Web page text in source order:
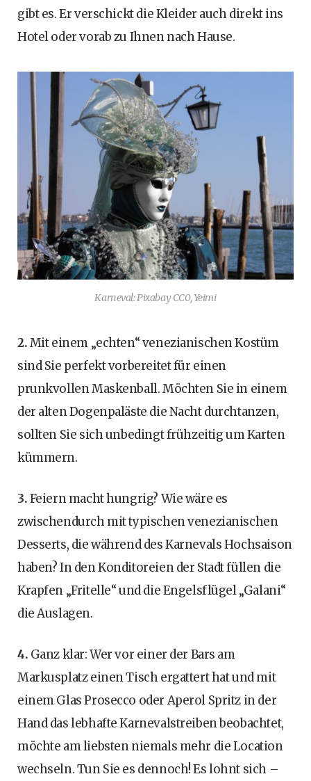
gibt es. Er verschickt die Kleider auch direkt ins
Hotel oder vorab zu Ihnen nach Hause.
Karneval: Pixabay CC0, Yeimi
2.Mit einem „echten“ venezianischen Kostüm
sind Sie perfekt vorbereitet für einen
prunkvollen Maskenball. Möchten Sie in einem
der alten Dogenpaläste die Nacht durchtanzen,
sollten Sie sich unbedingt frühzeitig um Karten
kümmern.
3.Feiern macht hungrig? Wie wäre es
zwischendurch mit typischen venezianischen
Desserts, die während des Karnevals Hochsaison
haben? In den Konditoreien der Stadt füllen die
Krapfen „Fritelle“ und die Engelsflügel „Galani“
die Auslagen.
4. Ganz klar: Wer vor einer der Bars am
Markusplatz einen Tisch ergattert hat und mit
einem Glas Prosecco oder Aperol Spritz in der
Hand das lebhafte Karnevalstreiben beobachtet,
möchte am liebsten niemals mehr die Location
wechseln. Tun Sie es dennoch! Es lohnt sich –